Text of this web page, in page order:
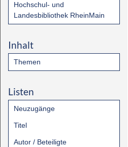
Hochschul- und
Landesbibliothek RheinMain
Inhalt
Themen
Listen
Neuzugänge
Titel
Autor / Beteiligte